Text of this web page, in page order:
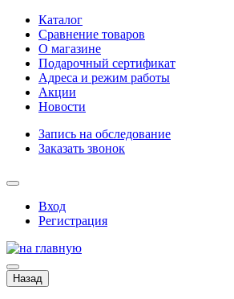
Каталог
Сравнение товаров
О магазине
Подарочный сертификат
Адреса и режим работы
Акции
Новости
Запись на обследование
Заказать звонок
Вход
Регистрация
Назад